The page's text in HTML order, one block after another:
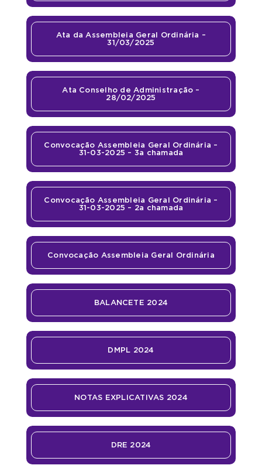
Ata da Assembleia Geral Ordinária –
31/03/2025
Ata Conselho de Administração –
28/02/2025
Convocação Assembleia Geral Ordinária –
31-03-2025 – 3a chamada
Convocação Assembleia Geral Ordinária –
31-03-2025 – 2a chamada
Convocação Assembleia Geral Ordinária
BALANCETE 2024
DMPL 2024
NOTAS EXPLICATIVAS 2024
DRE 2024